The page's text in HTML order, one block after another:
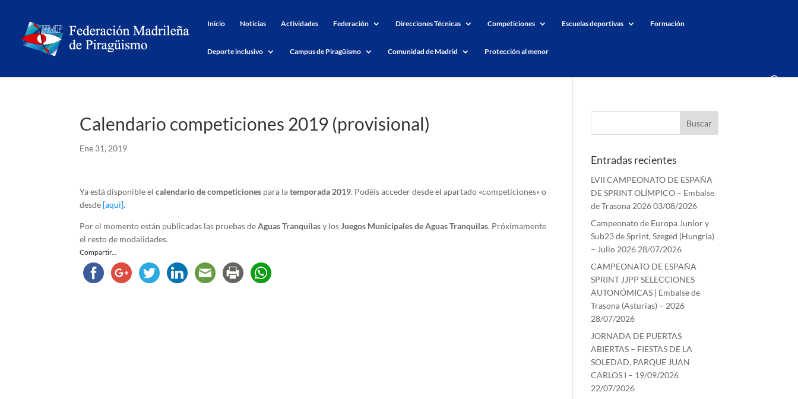
Inicio Noticias Actividades Federación Direcciones Técnicas Competiciones Escuelas deportivas Formación
Deporte inclusivo Campus de Piragüismo Comunidad de Madrid Protección al menor
Calendario competiciones 2019 (provisional)
Ene 31, 2019
Ya está disponible elcalendario de competiciones para latemporada 2019. Podéis acceder desde el apartado «competiciones» o
desde [aqui].
Por el momento están publicadas las pruebas deAguas Tranquilasy los Juegos Municipales de Aguas Tranquilas. Próximamente
el resto de modalidades.
Compartir...
Entradas recientes
LVII CAMPEONATO DE ESPAÑA
DE SPRINT OLÍMPICO – Embalse
de Trasona 202603/08/2026
Campeonato de Europa Junior y
Sub23 de Sprint, Szeged (Hungría)
– Julio 2026 28/07/2026
CAMPEONATO DE ESPAÑA
SPRINT JJPP SELECCIONES
AUTONÓMICAS | Embalse de
Trasona (Asturias) – 2026
28/07/2026
JORNADA DE PUERTAS
ABIERTAS – FIESTAS DE LA
SOLEDAD, PARQUE JUAN
CARLOS I – 19/09/2026
22/07/2026